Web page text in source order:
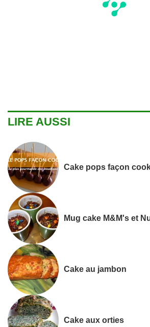
LIRE AUSSI
Cake pops façon
Mug cake M&M's et
Cake au jambon
Cake aux orties